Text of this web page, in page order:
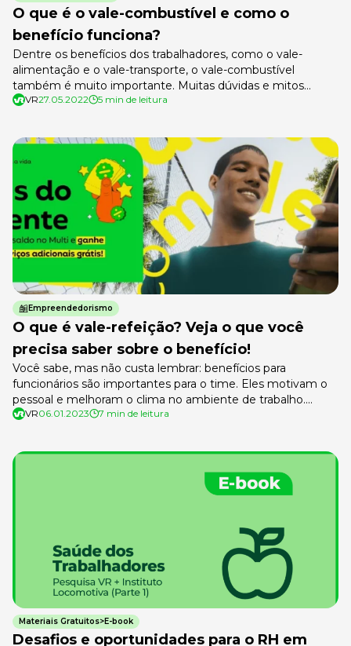
O que é o vale-combustível e como o
benefício funciona?
Dentre os benefícios dos trabalhadores, como o vale-
alimentação e o vale-transporte, o vale-combustível
também é muito importante. Muitas dúvidas e mitos
cercam o auxílio fornecido pela empresa aos trabalhadores.
utilizá-lo? Todas essas são questões que ouvimos no
mercado […]
VR27.05.2022 5 min de leitura
Empreendedorismo
O que é vale-refeição? Veja o que você
precisa saber sobre o benefício!
Você sabe, mas não custa lembrar: benefícios para
funcionários são importantes para o time. Eles motivam o
pessoal e melhoram o clima no ambiente de trabalho.
Porém, pode ser que você ainda tenha dúvidas quanto aos
refeição funciona, […]
VR06.01.2023 7 min de leitura
Materiais Gratuitos>E-book
Desafios e oportunidades para o RH em